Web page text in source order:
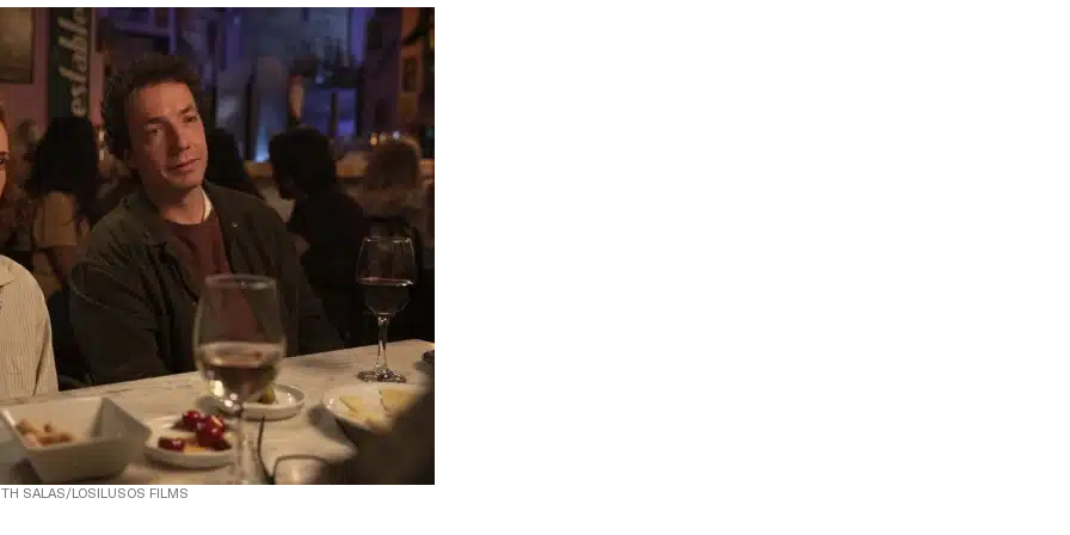
SALAS/LOSILUSOS FILMS